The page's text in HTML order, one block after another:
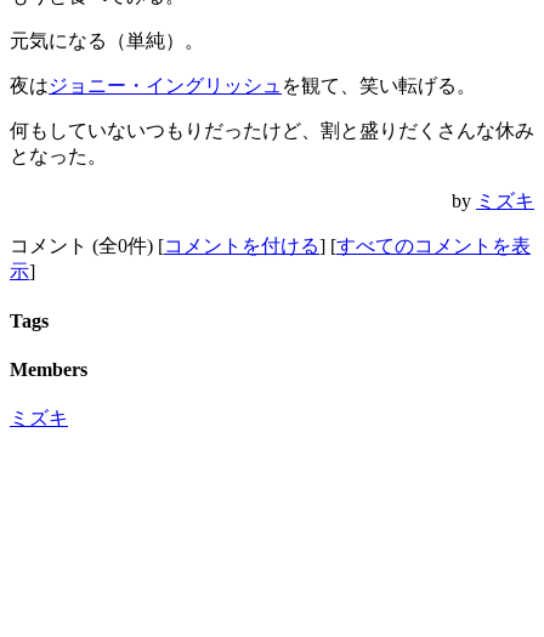
元気になる（単純）。
夜はジョニー・イングリッシュ を観て、笑い転げる。
何もしていないつもりだったけど、割と盛りだくさんな休み
となった。
by ミズキ
コメント (全0件) [コメントを付ける] [すべてのコメントを表
示]
Tags
Members
ミズキ